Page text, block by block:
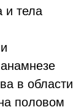
и тела
в области
половом